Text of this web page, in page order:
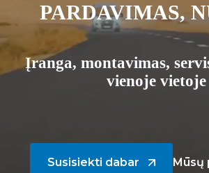
PARDAVIMAS,
Įranga, montavimas,
vienoje vietoje
Susisiekti dabar Mūsų